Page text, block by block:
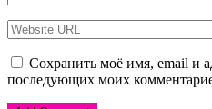
Сохранить моё имя, email и
последующих моих